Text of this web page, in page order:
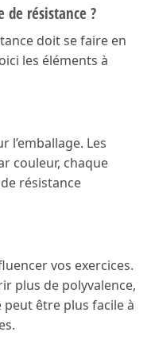
de résistance ?
doit se faire en
les éléments à
l’emballage. Les
couleur, chaque
résistance
vos exercices.
plus de polyvalence,
être plus facile à